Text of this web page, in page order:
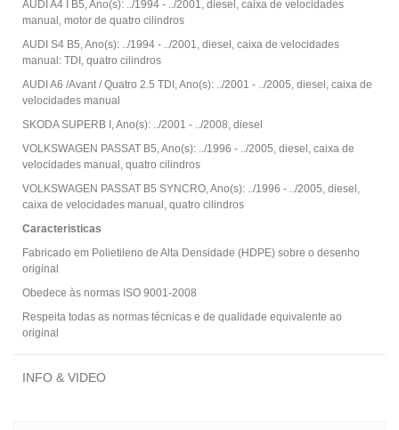
AUDI A4 I B5, Ano(s): ../1994 - ../2001, diesel, caixa de velocidades
manual, motor de quatro cilindros
AUDI S4 B5, Ano(s): ../1994 - ../2001, diesel, caixa de velocidades
manual: TDI, quatro cilindros
AUDI A6 /Avant / Quatro 2.5 TDI, Ano(s): ../2001 - ../2005, diesel, caixa de
velocidades manual
SKODA SUPERB I, Ano(s): ../2001 - ../2008, diesel
VOLKSWAGEN PASSAT B5, Ano(s): ../1996 - ../2005, diesel, caixa de
velocidades manual, quatro cilindros
VOLKSWAGEN PASSAT B5 SYNCRO, Ano(s): ../1996 - ../2005, diesel,
caixa de velocidades manual, quatro cilindros
Caracteristicas
Fabricado em Polietileno de Alta Densidade (HDPE) sobre o desenho
original
Obedece às normas ISO 9001-2008
Respeita todas as normas técnicas e de qualidade equivalente ao
original
INFO & VIDEO